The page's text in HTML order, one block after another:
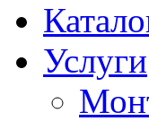
Услуги